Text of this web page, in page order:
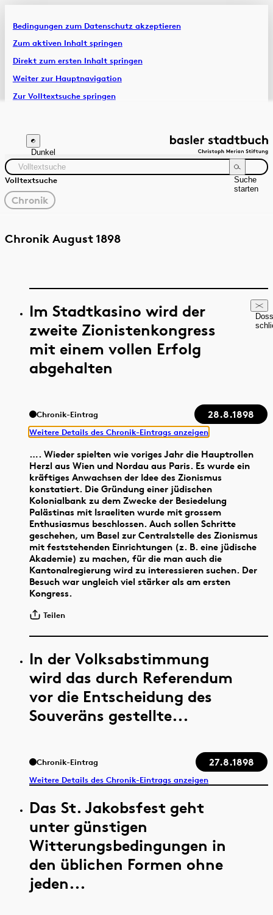
Bedingungen zum Datenschutz akzeptieren
Zum aktiven Inhalt springen
Direkt zum ersten Inhalt springen
Weiter zur Hauptnavigation
Zur Volltextsuche springen
Artikel & Dossiers
Chronik
Dunkel
Volltextsuche
Suche
starten
gewählter
Filter
Chronik
Quelle Zeitraum
Chronik August 1898
Im Stadtkasino wird der
zweite Zionistenkongress
mit einem vollen Erfolg
abgehalten
Chronik-Eintrag 28.8.1898
Weitere Details des Chronik-Eintrags anzeigen
…. Wieder spielten wie voriges Jahr die Hauptrollen
Herzl aus Wien und Nordau aus Paris. Es wurde ein
kräftiges Anwachsen der Idee des Zionismus
konstatiert. Die Gründung einer jüdischen
Kolonialbank zu dem Zwecke der Besiedelung
Palästinas mit Israeliten wurde mit grossem
Enthusiasmus beschlossen. Auch sollen Schritte
geschehen, um Basel zur Centralstelle des Zionismus
mit feststehenden Einrichtungen (z. B. eine jüdische
Akademie) zu machen, für die man auch die
Kantonalregierung wird zu interessieren suchen. Der
Besuch war ungleich viel stärker als am ersten
Kongress.
Teilen
In der Volksabstimmung
wird das durch Referendum
vor die Entscheidung des
Souveräns gestellte...
Chronik-Eintrag 27.8.1898
Weitere Details des Chronik-Eintrags anzeigen
Das St. Jakobsfest geht
unter günstigen
Witterungsbedingungen in
den üblichen Formen ohne
jeden...